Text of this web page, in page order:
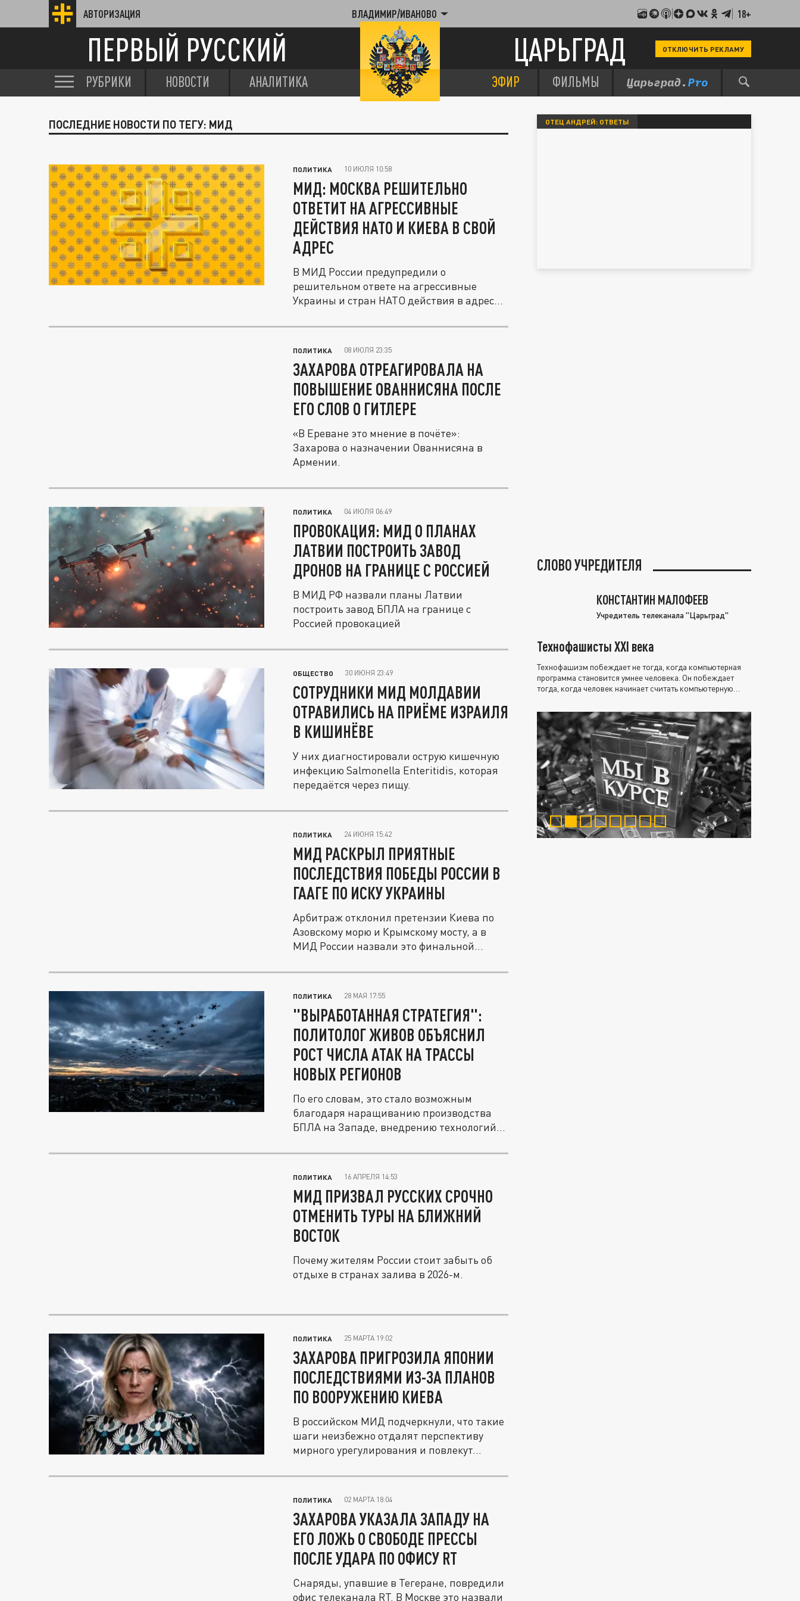
АВТОРИЗАЦИЯ ВЛАДИМИР/ИВАНОВО 18+
ПЕРВЫЙ РУССКИЙ ЦАРЬГРАД ОТКЛЮЧИТЬ РЕКЛАМУ
РУБРИКИ НОВОСТИ АНАЛИТИКА ЭФИР ФИЛЬМЫ
ПОСЛЕДНИЕ НОВОСТИ ПО ТЕГУ: МИД
ПОЛИТИКА 10 ИЮЛЯ 10:58
МИД: МОСКВА РЕШИТЕЛЬНО
ОТВЕТИТ НА АГРЕССИВНЫЕ
ДЕЙСТВИЯ НАТО И КИЕВА В СВОЙ
АДРЕС
В МИД России предупредили о
решительном ответе на агрессивные
Украины и стран НАТО действия в адрес
ПОЛИТИКА 08 ИЮЛЯ 23:35
ЗАХАРОВА ОТРЕАГИРОВАЛА НА
ПОВЫШЕНИЕ ОВАННИСЯНА ПОСЛЕ
ЕГО СЛОВ О ГИТЛЕРЕ
«В Ереване это мнение в почёте»:
Захарова о назначении Ованнисяна в
Армении.
ПОЛИТИКА 04 ИЮЛЯ 06:49
ПРОВОКАЦИЯ: МИД О ПЛАНАХ
ЛАТВИИ ПОСТРОИТЬ ЗАВОД
ДРОНОВ НА ГРАНИЦЕ С РОССИЕЙ
В МИД РФ назвали планы Латвии
построить завод БПЛА на границе с
Россией провокацией
ОБЩЕСТВО 30 ИЮНЯ 23:49
СОТРУДНИКИ МИД МОЛДАВИИ
ОТРАВИЛИСЬ НА ПРИЁМЕ ИЗРАИЛЯ
В КИШИНЁВЕ
У них диагностировали острую кишечную
инфекцию Salmonella Enteritidis, которая
передаётся через пищу.
ПОЛИТИКА 24 ИЮНЯ 15:42
МИД РАСКРЫЛ ПРИЯТНЫЕ
ПОСЛЕДСТВИЯ ПОБЕДЫ РОССИИ В
ГААГЕ ПО ИСКУ УКРАИНЫ
Арбитраж отклонил претензии Киева по
Азовскому морю и Крымскому мосту, а в
МИД России назвали это финальной...
ПОЛИТИКА 28 МАЯ 17:55
"ВЫРАБОТАННАЯ СТРАТЕГИЯ":
ПОЛИТОЛОГ ЖИВОВ ОБЪЯСНИЛ
РОСТ ЧИСЛА АТАК НА ТРАССЫ
НОВЫХ РЕГИОНОВ
По его словам, это стало возможным
благодаря наращиванию производства
БПЛА на Западе, внедрению технологий...
ПОЛИТИКА 16 АПРЕЛЯ 14:53
МИД ПРИЗВАЛ РУССКИХ СРОЧНО
ОТМЕНИТЬ ТУРЫ НА БЛИЖНИЙ
ВОСТОК
Почему жителям России стоит забыть об
отдыхе в странах залива в 2026-м.
ПОЛИТИКА 25 МАРТА 19:02
ЗАХАРОВА ПРИГРОЗИЛА ЯПОНИИ
ПОСЛЕДСТВИЯМИ ИЗ-ЗА ПЛАНОВ
ПО ВООРУЖЕНИЮ КИЕВА
В российском МИД подчеркнули, что такие
шаги неизбежно отдалят перспективу
мирного урегулирования и повлекут...
ПОЛИТИКА 02 МАРТА 18:04
ЗАХАРОВА УКАЗАЛА ЗАПАДУ НА
ЕГО ЛОЖЬ О СВОБОДЕ ПРЕССЫ
ПОСЛЕ УДАРА ПО ОФИСУ RT
Снаряды, упавшие в Тегеране, повредили
офис телеканала RT. В Москве это назвали
ОТЕЦ АНДРЕЙ: ОТВЕТЫ
СЛОВО УЧРЕДИТЕЛЯ
КОНСТАНТИН МАЛОФЕЕВ
Учредитель телеканала "Царьград"
Технофашисты XXI века
Технофашизм побеждает не тогда, когда компьютерная
программа становится умнее человека. Он побеждает
тогда, когда человек начинает считать компьютерную